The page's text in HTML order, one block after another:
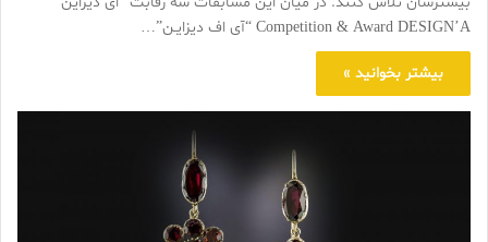
Competition & Award DESIGN’A “آی اف دیزایـن”…
بیشتر بخوانید »